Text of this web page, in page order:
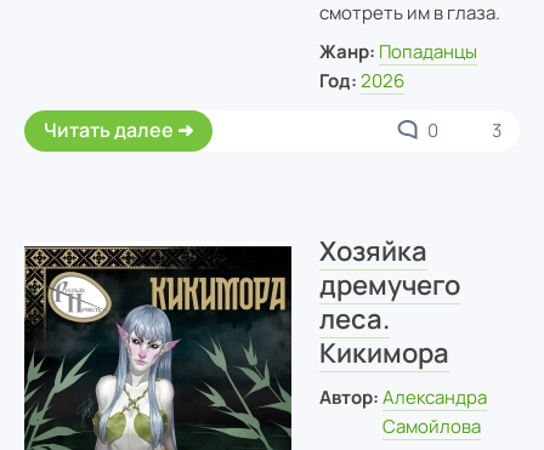
смотреть им в глаза.
Жанр: Попаданцы
Год: 2026
Читать далее 0 3
Хозяйка
дремучего
леса.
Кикимора
Автор: Александра
Самойлова